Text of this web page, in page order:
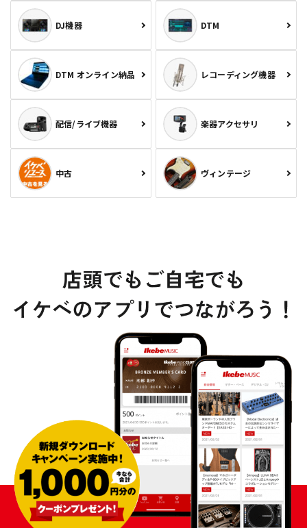
DJ機器 DTM
DTM オンライン納品 レコーディング機器
配信/ライブ機器 楽器アクセサリ
中古 ヴィンテージ